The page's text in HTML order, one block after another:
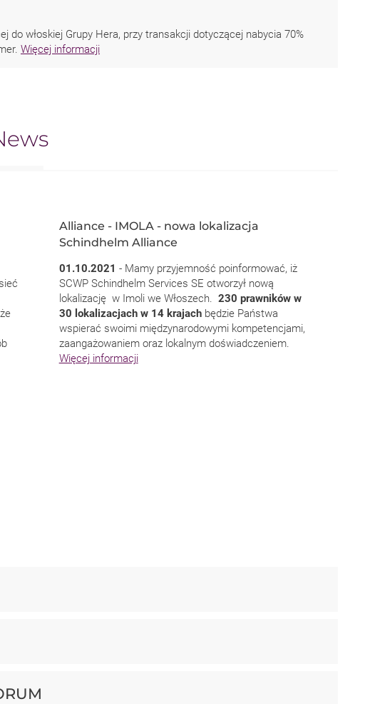
do włoskiej Grupy Hera, przy transakcji dotyczącej nabycia 70%
Więcej informacji
Alliance - IMOLA - nowa lokalizacja
Schindhelm Alliance
01.10.2021 - Mamy przyjemność poinformować, iż
SCWP Schindhelm Services SE otworzył nową
lokalizację w Imoli we Włoszech. 230 prawników w
30 lokalizacjach w 14 krajachbędzie Państwa
wspierać swoimi międzynarodowymi kompetencjami,
zaangażowaniem oraz lokalnym doświadczeniem.
Więcej informacji